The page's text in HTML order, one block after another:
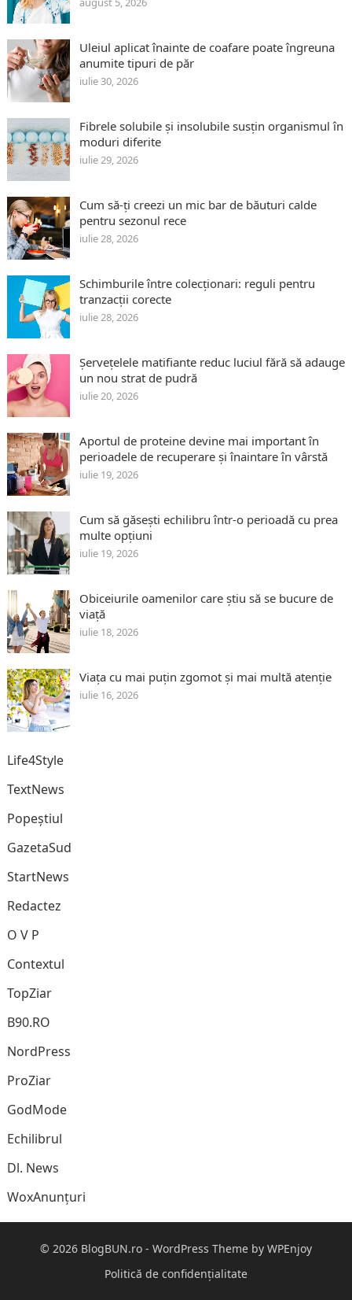
Uleiul aplicat înainte de coafare poate îngreuna
anumite tipuri de păr
iulie 30, 2026
Fibrele solubile și insolubile susțin organismul în
moduri diferite
iulie 29, 2026
Cum să-ți creezi un mic bar de băuturi calde
pentru sezonul rece
iulie 28, 2026
Schimburile între colecționari: reguli pentru
tranzacții corecte
iulie 28, 2026
Șervețelele matifiante reduc luciul fără să adauge
un nou strat de pudră
iulie 20, 2026
Aportul de proteine devine mai important în
perioadele de recuperare și înaintare în vârstă
iulie 19, 2026
Cum să găsești echilibru într-o perioadă cu prea
multe opțiuni
iulie 19, 2026
Obiceiurile oamenilor care știu să se bucure de
viață
iulie 18, 2026
Viața cu mai puțin zgomot și mai multă atenție
iulie 16, 2026
Life4Style
TextNews
Popeștiul
GazetaSud
StartNews
Redactez
O V P
Contextul
TopZiar
B90.RO
NordPress
ProZiar
GodMode
Echilibrul
Dl. News
WoxAnunțuri
© 2026 BlogBUN.ro - WordPress Theme by WPEnjoy
Politică de confidențialitate